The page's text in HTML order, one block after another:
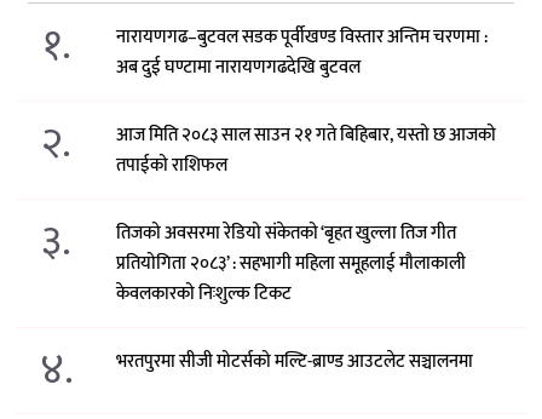
१.
नारायणगढ–बुटवल सडक पूर्वीखण्ड विस्तार अन्तिम चरणमा :
अब दुई घण्टामा नारायणगढदेखि बुटवल
२.
आज मिति २०८३ साल साउन २१ गते बिहिबार, यस्तो छ आजको
तपाईको राशिफल
३.
तिजको अवसरमा रेडियो संकेतको ‘बृहत खुल्ला तिज गीत
प्रतियोगिता २०८३’ : सहभागी महिला समूहलाई मौलाकाली
केवलकारको निःशुल्क टिकट
४. भरतपुरमा सीजी मोटर्सको मल्टि-ब्राण्ड आउटलेट सञ्चालनमा